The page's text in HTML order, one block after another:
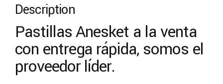
Description
Pastillas Anesket a la venta
con entrega rápida, somos el
proveedor líder.